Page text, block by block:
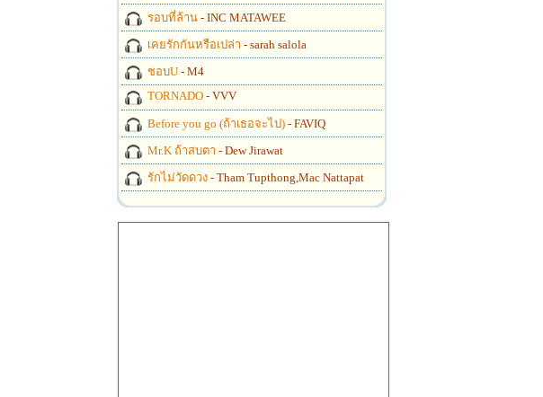
รอบที่ล้าน - INC MATAWEE
เคยรักกันหรือเปล่า - sarah salola
ชอบU - M4
TORNADO - VVV
Before you go (ถ้าเธอจะไป) - FAVIQ
Mr.K ถ้าสบตา - Dew Jirawat
รักไม่วัดดวง - Tham Tupthong,Mac Nattapat